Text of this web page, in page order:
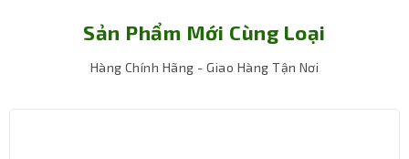
Sản Phẩm Mới Cùng Loại
Hàng Chính Hãng - Giao Hàng Tận Nơi